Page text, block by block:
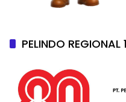
PELINDO REGIONAL